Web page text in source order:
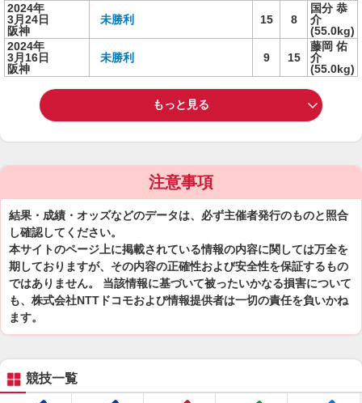
2024年
3月24日
阪神
未勝利 15 8
国分 恭
介
(55.0kg)
2024年
3月16日
阪神
未勝利 9 15
藤岡 佑
介
(55.0kg)
もっと見る
注意事項
結果・成績・オッズなどのデータは、必ず主催者発行のものと照合
し確認してください。
本サイトのページ上に掲載されている情報の内容に関しては万全を
期しておりますが、その内容の正確性および安全性を保証するもの
ではありません。 当該情報に基づいて被ったいかなる損害について
も、株式会社NTTドコモおよび情報提供者は一切の責任を負いかね
ます。
競技一覧